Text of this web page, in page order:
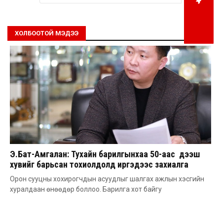
ХОЛБООТОЙ МЭДЭЭ
Э.Бат-Амгалан: Тухайн барилгынхаа 50-аас дээш
хувийг барьсан тохиолдолд иргэдээс захиалга
авдаг болгоно
Орон сууцны хохирогчдын асуудлыг шалгах ажлын хэсгийн
хуралдаан өнөөдөр боллоо. Барилга хот байгу